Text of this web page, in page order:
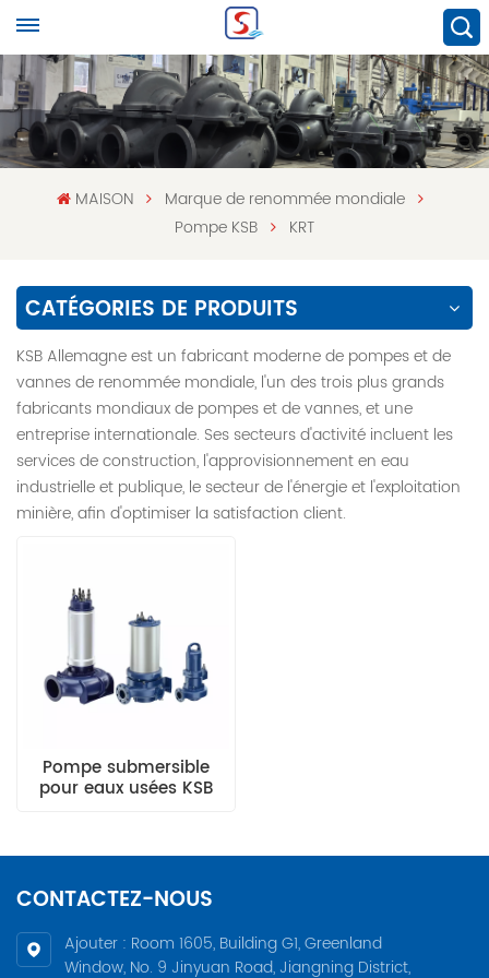
MAISON
Marque de renommée mondiale
Pompe KSB
KRT
CATÉGORIES DE PRODUITS
KSB Allemagne est un fabricant moderne de pompes et de
vannes de renommée mondiale, l'un des trois plus grands
fabricants mondiaux de pompes et de vannes, et une
entreprise internationale. Ses secteurs d'activité incluent les
services de construction, l'approvisionnement en eau
industrielle et publique, le secteur de l'énergie et l'exploitation
minière, afin d'optimiser la satisfaction client.
Pompe submersible
pour eaux usées KSB
CONTACTEZ-NOUS
Ajouter : Room 1605, Building G1, Greenland
Window, No. 9 Jinyuan Road, Jiangning District,